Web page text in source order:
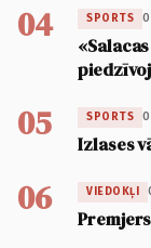
04 SPORTS
05 SPORTS
Izlases
06 VIEDOKĻI